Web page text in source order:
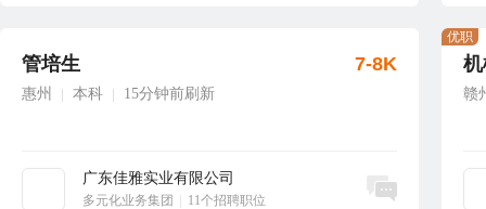
管培生
惠州 本科 15分钟前刷新
广东佳雅实业有限公司
多元化业务集团 11个招聘职位
7-8K
立即沟通
赣
优职